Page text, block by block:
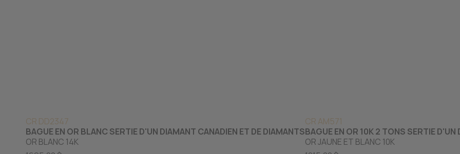
CR DD2347
BAGUE EN OR BLANC SERTIE D'UN DIAMANT CANADIEN ET DE DIAMANTS
OR BLANC 14K
CR AM571
BAGUE EN OR 10K 2 TONS SERTIE
OR JAUNE ET BLANC 10K